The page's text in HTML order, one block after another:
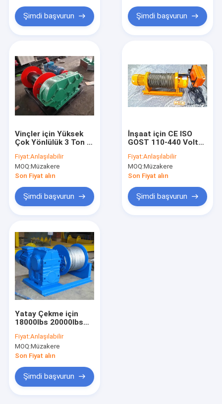
Evde
Videolar
Hakkımızda
Fabrika Turu
Haberler
Davalar
Şimdi başvurun Şimdi başvurun
Vinçler için Yüksek
Çok Yönlülük 3 Ton 4
Vinç
Fiyat:Anlaşılabilir
MOQ:Müzakere
Son Fiyat alın
Şimdi başvurun
İnşaat için CE ISO
GOST 110-440 Volt
Elektrikli Vinç
Fiyat:Anlaşılabilir
MOQ:Müzakere
Son Fiyat alın
Şimdi başvurun
Yatay Çekme için
18000lbs 20000lbs
Elektrikli
Fiyat:Anlaşılabilir
MOQ:Müzakere
Son Fiyat alın
Şimdi başvurun